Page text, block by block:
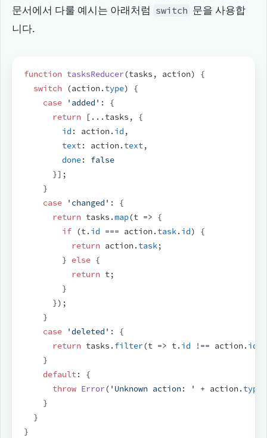
문서에서 다룰 예시는 아래처럼 switch 문을 사용합
니다.
function tasksReducer(tasks , action)
{
switch
(action. type)
{
case
'added' :
{
return
[ ... tasks ,
{
id : action. id ,
text: action. text,
done:
false
}] ;
}
case
'changed' :
{
return tasks .map(t => {
if (t. id === action. task. id)
{
return action. task;
} else {
return t;
}
}) ;
}
case
'deleted' :
{
return tasks . filter(t => t. id !== action. id
}
default:
{
throw Error( 'Unknown action: ' + action. type
}
}
}